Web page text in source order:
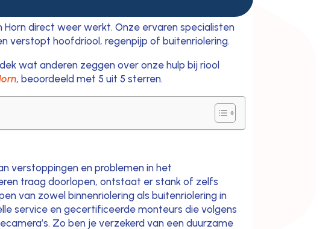
direct weer werkt. Onze ervaren specialisten
verstopt hoofdriool, regenpijp of buitenriolering.
wat anderen zeggen over onze hulp bij riool
, beoordeeld met 5 uit 5 sterren.
verstoppingen en problemen in het
traag doorlopen, ontstaat er stank of zelfs
van zowel binnenriolering als buitenriolering in
service en gecertificeerde monteurs die volgens
Zo ben je verzekerd van een duurzame